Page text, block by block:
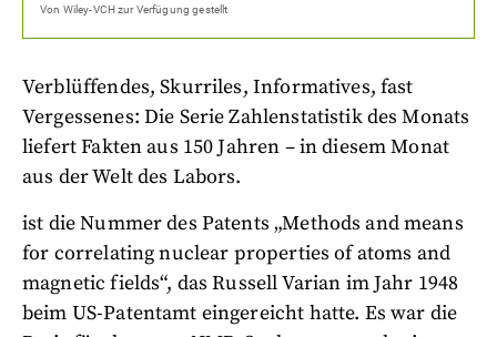
Von Wiley-VCH zur Verfügung gestellt
Verblüffendes, Skurriles, Informatives, fast
Vergessenes: Die Serie Zahlenstatistik des Monats
liefert Fakten aus 150 Jahren – in diesem Monat
aus der Welt des Labors.
ist die Nummer des Patents „Methods and means
for correlating nuclear properties of atoms and
magnetic fields“, das Russell Varian im Jahr 1948
beim US-Patentamt eingereicht hatte. Es war die